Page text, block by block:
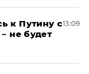
к Путину с
не будет
13:09